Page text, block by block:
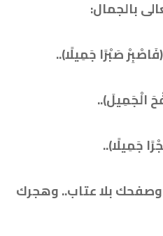
بالجمال:
صَبْرًا جَمِيلًا)..
الْجَمِيلَ)..
جَمِيلًا)..
بلا عتاب.. وهجرك